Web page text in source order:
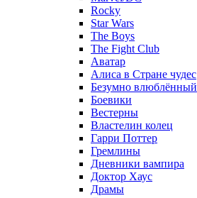
Rocky
Star Wars
The Boys
The Fight Club
Аватар
Алиса в Стране чудес
Безумно влюблённый
Боевики
Вестерны
Властелин колец
Гарри Поттер
Гремлины
Дневники вампира
Доктор Хаус
Драмы